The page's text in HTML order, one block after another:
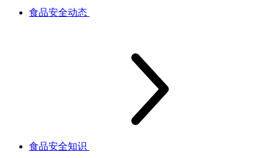
食品安全动态
食品安全知识